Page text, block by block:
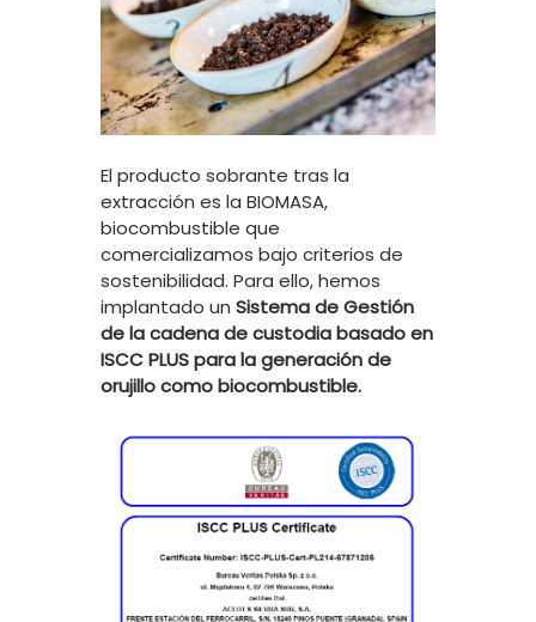
El producto sobrante tras la
extracción es la BIOMASA,
biocombustible que
comercializamos bajo criterios de
sostenibilidad. Para ello, hemos
implantado un Sistema de Gestión
de la cadena de custodia basado en
ISCC PLUS para la generación de
orujillo como biocombustible.